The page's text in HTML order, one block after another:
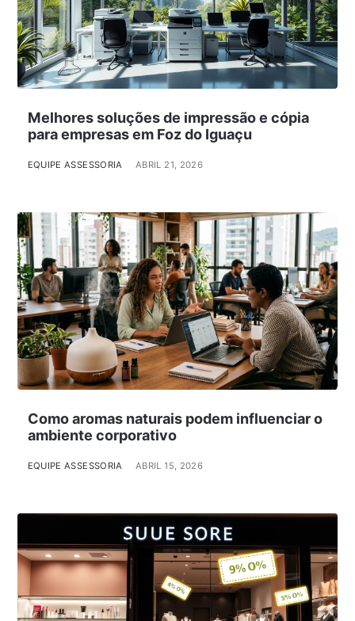
Melhores soluções de impressão e cópia
para empresas em Foz do Iguaçu
EQUIPE ASSESSORIA ABRIL 21, 2026
Como aromas naturais podem influenciar o
ambiente corporativo
EQUIPE ASSESSORIA ABRIL 15, 2026